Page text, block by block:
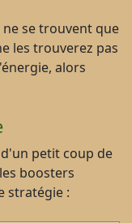
ne se trouvent que
les trouverez pas
alors
petit coup de
boosters
stratégie :